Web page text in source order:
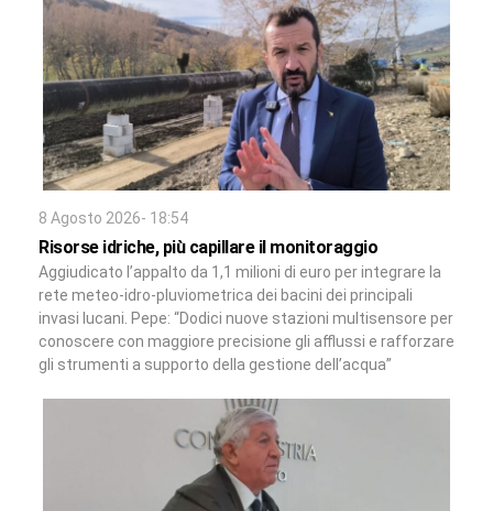
8 Agosto 2026- 18:54
Risorse idriche, più capillare il monitoraggio
Aggiudicato l’appalto da 1,1 milioni di euro per integrare la
rete meteo-idro-pluviometrica dei bacini dei principali
invasi lucani. Pepe: “Dodici nuove stazioni multisensore per
conoscere con maggiore precisione gli afflussi e rafforzare
gli strumenti a supporto della gestione dell’acqua”